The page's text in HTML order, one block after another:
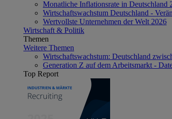
Monatliche Inflationsrate in Deutschland
Wirtschaftswachstum Deutschland -
Wertvollste Unternehmen der Welt 2026
Wirtschaft & Politik
Themen
Weitere Themen
Wirtschaftswachstum: Deutschland
Generation Z auf dem Arbeitsmarkt -
Top Report